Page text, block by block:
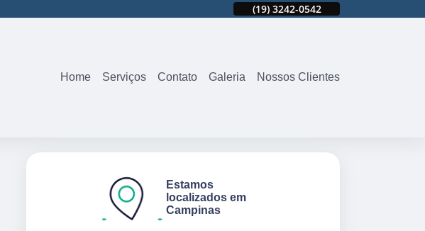
(19) 3242-0542
Home Serviços Contato Galeria Nossos Clientes
Estamos
localizados em
Campinas